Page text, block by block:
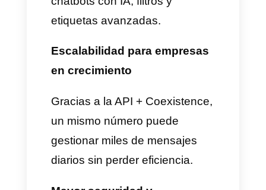
3. Coexistencia real entre la
• Los mensajes aparecen en
la app del teléfono
• Los mensajes también
aparecen en la bandeja